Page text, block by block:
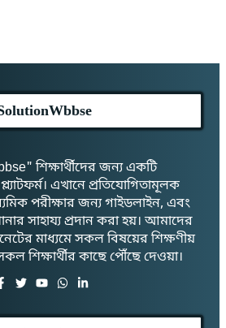
শিক্ষার্থীদের জন্য একটি
এখানে প্রতিযোগিতামূলক
পরীক্ষার জন্য গাইডলাইন, এবং
সাহায্য প্রদান করা হয়। আমাদের
মাধ্যমে সকল বিষয়ের শিক্ষণীয়
শিক্ষার্থীর কাছে পৌঁছে দেওয়া।